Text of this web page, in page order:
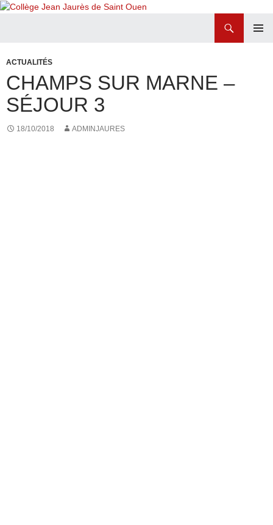
CONTENU
ACTUALITÉS
CHAMPS SUR MARNE –
SÉJOUR 3
18/10/2018 ADMINJAURES